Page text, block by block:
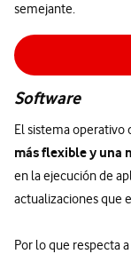
semejante.
Software
El sistema operativo
más flexible y una
en la ejecución de
actualizaciones que
Por lo que respecta